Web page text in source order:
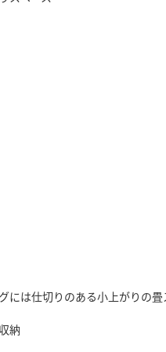
には仕切りのある小上がりの
納